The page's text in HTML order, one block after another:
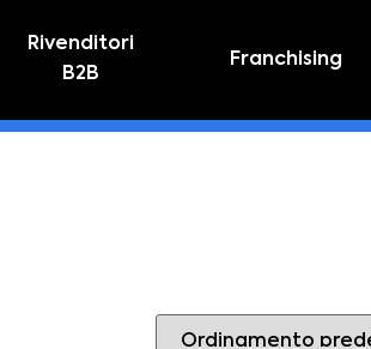
Rivenditori
B2B
Franchising